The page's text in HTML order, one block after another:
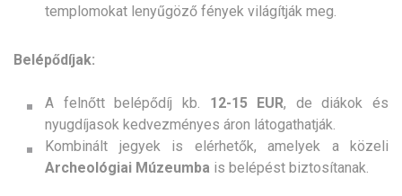
templomokat lenyűgöző fények világítják meg.
Belépődíjak:
A felnőtt belépődíj kb. 12-15 EUR, de diákok és
nyugdíjasok kedvezményes áron látogathatják.
Kombinált jegyek is elérhetők, amelyek a közeli
Archeológiai Múzeumba is belépést biztosítanak.